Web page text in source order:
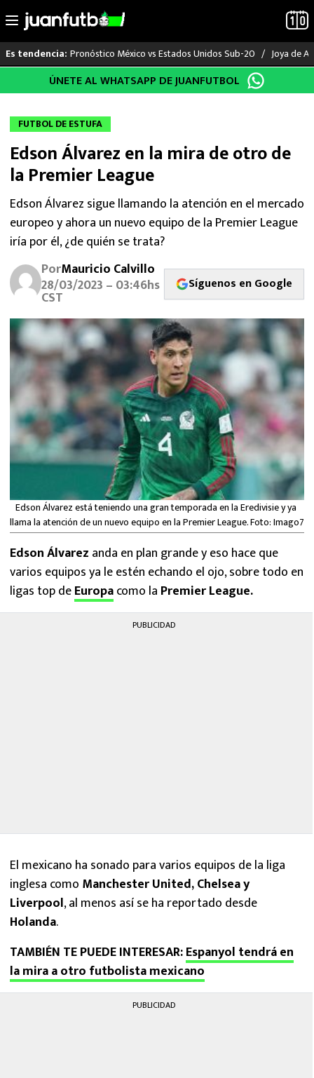
al
Es tendencia: Pronóstico México vs Estados Unidos Sub-20 Joya de
LO ÚLTIMO
LIGA MX
RAYADOS
ATLANTE
FUTBOL INTERNACIONAL
MEXICANOS EN EL EXTRANJERO
FUTBOL ESTUFA
FÓRMULA 1
BOXEO
LIGA MX
NFL
ÚNETE AL WHATSAPP DE JUANFUTBOL
FUTBOL DE ESTUFA
Edson Álvarez en la mira de otro de
la Premier League
Edson Álvarez sigue llamando la atención en el mercado
europeo y ahora un nuevo equipo de la Premier League
iría por él, ¿de quién se trata?
PorMauricio Calvillo
28/03/2023 – 03:46hs
CST
Síguenos en Google
Edson Álvarez está teniendo una gran temporada en la Eredivisie y ya
llama la atención de un nuevo equipo en la Premier League. Foto: Imago7
Edson Álvarez anda en plan grande y eso hace que
varios equipos ya le estén echando el ojo, sobre todo en
ligas top deEuropacomo la Premier League.
PUBLICIDAD
El mexicano ha sonado para varios equipos de la liga
inglesa como Manchester United, Chelsea y
Liverpool, al menos así se ha reportado desde
Holanda.
TAMBIÉN TE PUEDE INTERESAR:Espanyol tendrá en
la mira a otro futbolista mexicano
PUBLICIDAD